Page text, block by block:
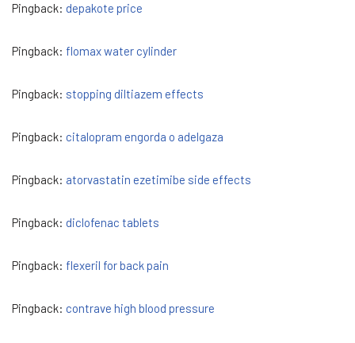
Pingback: depakote price
Pingback: flomax water cylinder
Pingback: stopping diltiazem effects
Pingback: citalopram engorda o adelgaza
Pingback: atorvastatin ezetimibe side effects
Pingback: diclofenac tablets
Pingback: flexeril for back pain
Pingback: contrave high blood pressure